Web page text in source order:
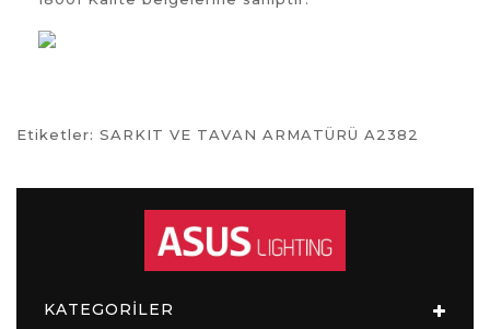
Etiketler: SARKIT VE TAVAN ARMATÜRÜ A2382
KATEGORİLER